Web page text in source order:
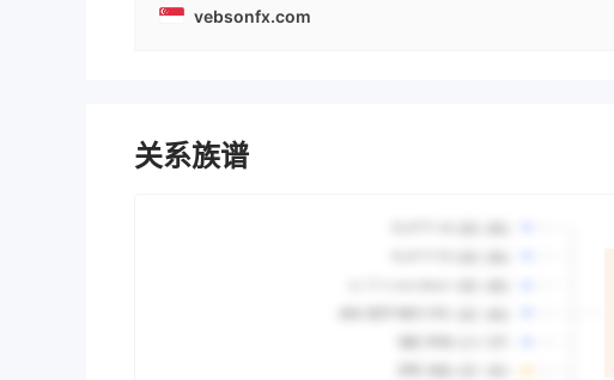
vebsonfx.com
关系族谱